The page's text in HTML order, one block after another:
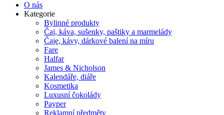
O nás
Kategorie
Bylinné produkty
Čaj, káva, sušenky, paštiky a marmelády
Čaje, kávy, dárkové balení na míru
Fare
Halfar
James & Nicholson
Kalendáře, diáře
Kosmetika
Luxusní čokolády
Payper
Reklamní předměty